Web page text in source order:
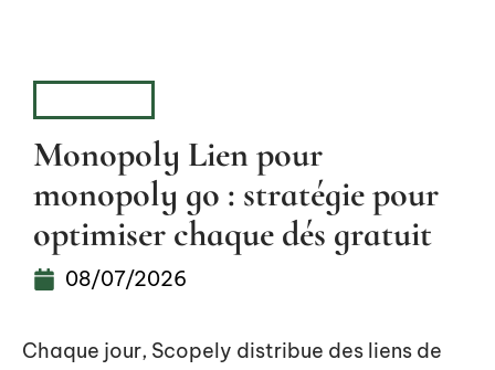
Monopoly Lien pour
monopoly go : stratégie pour
optimiser chaque dés gratuit
08/07/2026
Chaque jour, Scopely distribue des liens de